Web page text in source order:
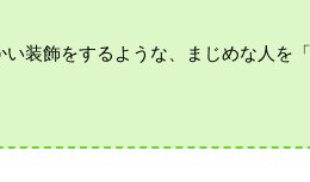
装飾をするような、まじめな人を